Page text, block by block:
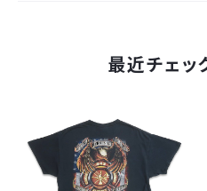
最近チェッ